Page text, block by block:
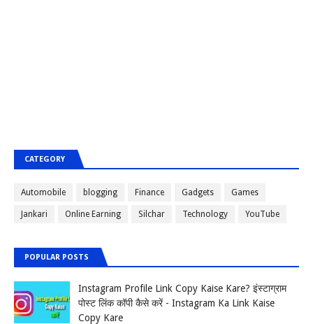
CATEGORY
Automobile blogging Finance Gadgets Games
Jankari Online Earning Silchar Technology YouTube
POPULAR POSTS
Instagram Profile Link Copy Kaise Kare? इंस्टाग्राम
पोस्ट लिंक कॉपी कैसे करें - Instagram Ka Link Kaise
Copy Kare